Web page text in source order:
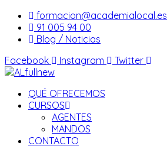
Saltar
contenido
formacion@academialocal.es
91 005 94 00
Blog / Noticias
Facebook
Instagram Twitter
QUÉ OFRECEMOS
CURSOS
AGENTES
MANDOS
CONTACTO